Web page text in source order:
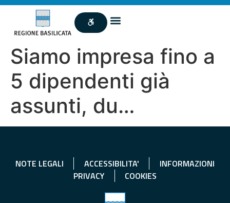
Siamo impresa fino a
5 dipendenti già
assunti, du…
NOTE LEGALI ACCESSIBILITA'
INFORMAZIONI
PRIVACY
COOKIES